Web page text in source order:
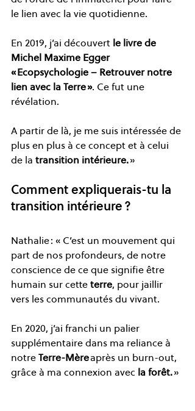
le lien avec la vie quotidienne.
En 2019, j’ai découvert le livre de
Michel Maxime Egger
« Ecopsychologie – Retrouver notre
lien avec la Terre ». Ce fut une
révélation.
A partir de là, je me suis intéressée de
plus en plus à ce concept et à celui
de la transition intérieure. »
Comment expliquerais-tu la
transition intérieure ?
Nathalie : « C’est un mouvement qui
part de nos profondeurs, de notre
conscience de ce que signifie être
humain sur cette terre, pour jaillir
vers les communautés du vivant.
En 2020, j’ai franchi un palier
supplémentaire dans ma reliance à
notre Terre-Mère après un burn-out,
grâce à ma connexion avec la forêt. »